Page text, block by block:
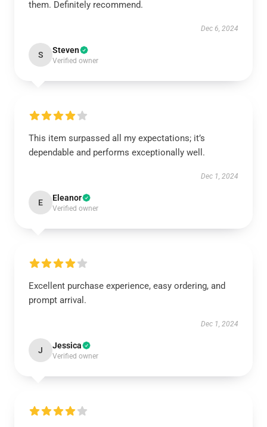
them. Definitely recommend.
Dec 6, 2024
S Steven
Verified owner
This item surpassed all my expectations; it’s
dependable and performs exceptionally well.
Dec 1, 2024
E Eleanor
Verified owner
Excellent purchase experience, easy ordering, and
prompt arrival.
Dec 1, 2024
J Jessica
Verified owner